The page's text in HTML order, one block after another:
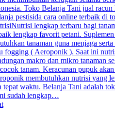
Toko Belanja Tani jual
pestisida cara online terbaik di
Nutrisi lengkap terbaru bagi
lengkap favorit petani.
tanaman guna menjaga
fogging ( Aeroponik ). Saat ini
makro dan mikro tanaman
tanam. Keracunan pupuk
membutuhkan nutrisi yang
tepat waktu. Belanja Tani adalah
sudah lengkap…